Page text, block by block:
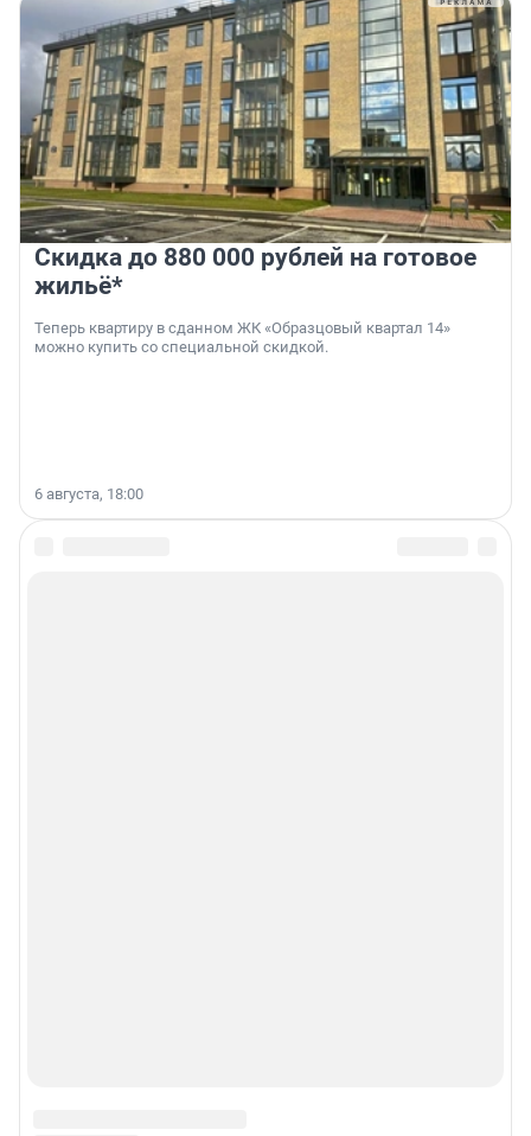
Скидка до 880 000 рублей на готовое
жильё*
Теперь квартиру в сданном ЖК «Образцовый квартал 14»
можно купить со специальной скидкой.
6 августа, 18:00